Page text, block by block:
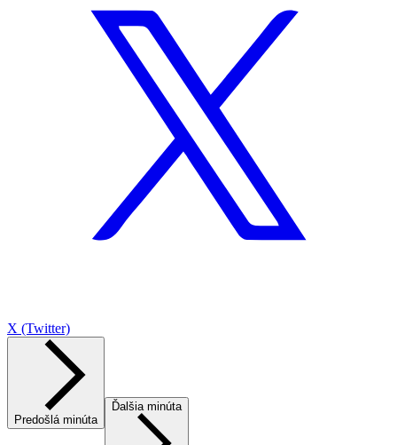
X (Twitter)
Predošlá minúta
Ďalšia minúta